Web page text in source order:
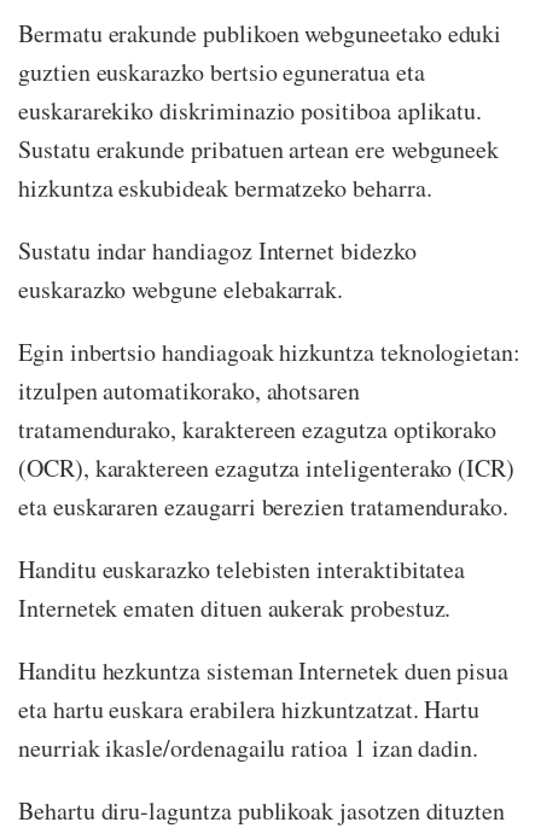
Bermatu erakunde publikoen webguneetako eduki
guztien euskarazko bertsio eguneratua eta
euskararekiko diskriminazio positiboa aplikatu.
Sustatu erakunde pribatuen artean ere webguneek
hizkuntza eskubideak bermatzeko beharra.
Sustatu indar handiagoz Internet bidezko
euskarazko webgune elebakarrak.
Egin inbertsio handiagoak hizkuntza teknologietan:
itzulpen automatikorako, ahotsaren
tratamendurako, karaktereen ezagutza optikorako
(OCR), karaktereen ezagutza inteligenterako (ICR)
eta euskararen ezaugarri berezien tratamendurako.
Handitu euskarazko telebisten interaktibitatea
Internetek ematen dituen aukerak probestuz.
Handitu hezkuntza sisteman Internetek duen pisua
eta hartu euskara erabilera hizkuntzatzat. Hartu
neurriak ikasle/ordenagailu ratioa 1 izan dadin.
Behartu diru-laguntza publikoak jasotzen dituzten